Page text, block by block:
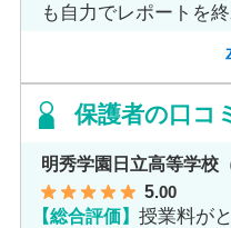
も自力でレポートを
保護者の口コ
明秀学園日立高等学校
5.00
【総合評価】授業料が